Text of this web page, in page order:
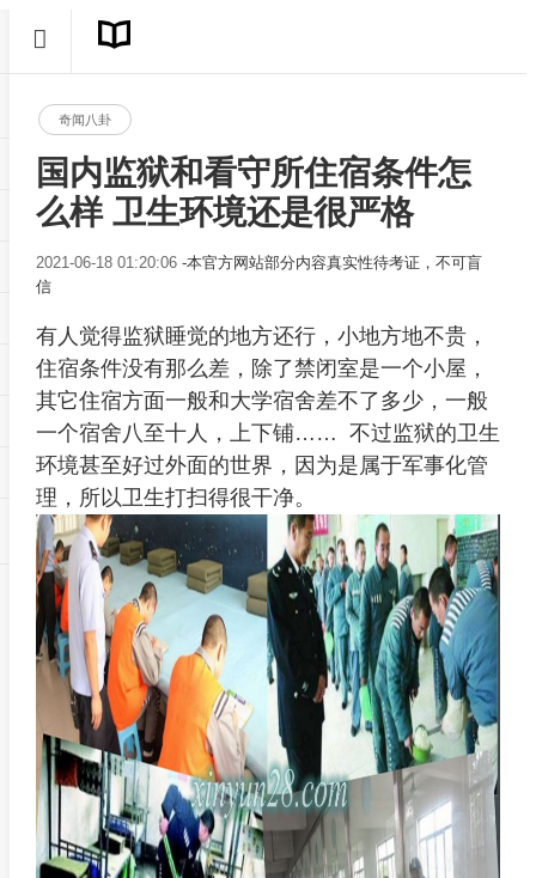
奇闻八卦
国内监狱和看守所住宿条件怎
么样 卫生环境还是很严格
2021-06-18 01:20:06 -本官方网站部分内容真实性待考证，不可盲
信
有人觉得监狱睡觉的地方还行，小地方地不贵，
住宿条件没有那么差，除了禁闭室是一个小屋，
其它住宿方面一般和大学宿舍差不了多少，一般
一个宿舍八至十人，上下铺…… 不过监狱的卫生
环境甚至好过外面的世界，因为是属于军事化管
理，所以卫生打扫得很干净。